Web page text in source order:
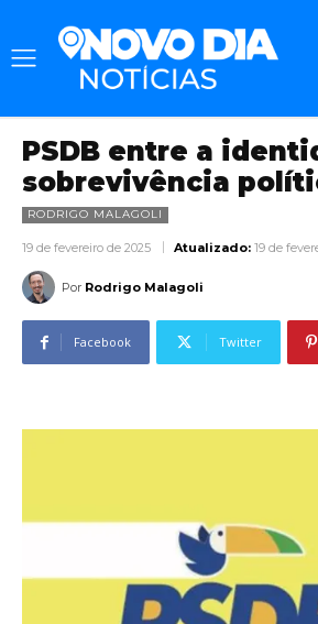
PSDB entre a
sobrevivência
RODRIGO MALAGOLI
19 de fevereiro de 2025 Atualizado: 19 de
Por Rodrigo Malagoli
Facebook Twitter